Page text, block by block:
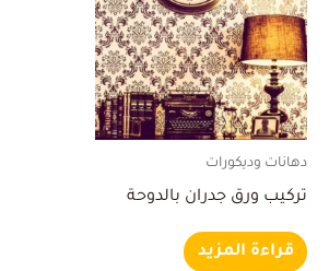
دهانات وديكورات
تركيب ورق جدران بالدوحة
قراءة المزيد